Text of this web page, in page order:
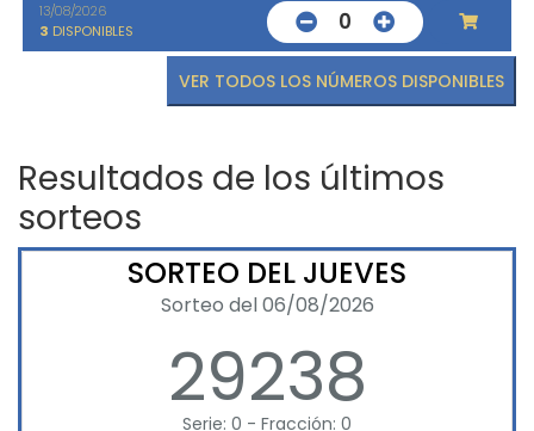
13/08/2026
3 DISPONIBLES 0
VER TODOS LOS NÚMEROS DISPONIBLES
Resultados de los últimos
sorteos
SORTEO DEL JUEVES
Sorteo del 06/08/2026
29238
Serie: 0 - Fracción: 0